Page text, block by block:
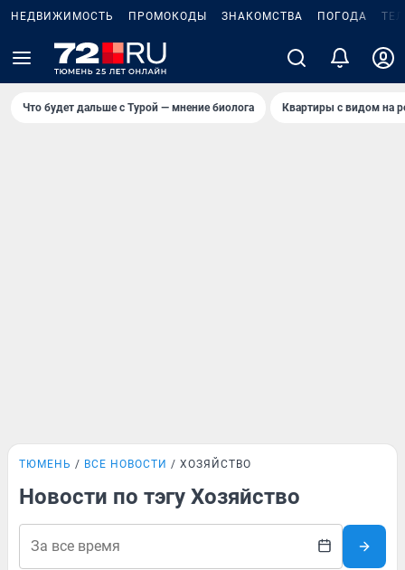
НЕДВИЖИМОСТЬ ПРОМОКОДЫ ЗНАКОМСТВА ПОГОДА
Что будет дальше с Турой — мнение биолога Квартиры с видом на
ТЮМЕНЬ ВСЕ НОВОСТИ ХОЗЯЙСТВО
Новости по тэгу Хозяйство